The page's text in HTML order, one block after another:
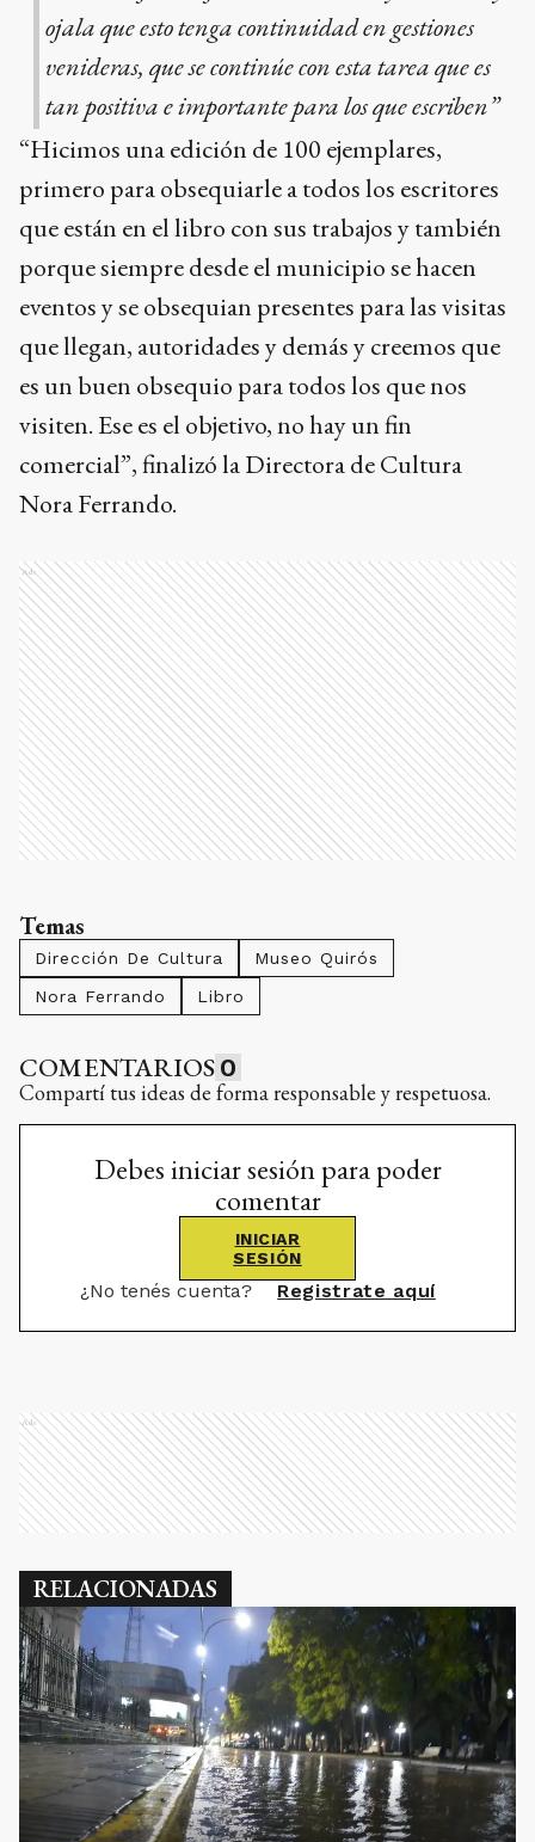
ojala que esto tenga continuidad en gestiones
venideras, que se continúe con esta tarea que es
tan positiva e importante para los que escriben”
“Hicimos una edición de 100 ejemplares,
primero para obsequiarle a todos los escritores
que están en el libro con sus trabajos y también
porque siempre desde el municipio se hacen
eventos y se obsequian presentes para las visitas
que llegan, autoridades y demás y creemos que
es un buen obsequio para todos los que nos
visiten. Ese es el objetivo, no hay un fin
comercial”, finalizó la Directora de Cultura
Nora Ferrando.
Ads
Temas
Dirección De Cultura
Museo Quirós
Nora Ferrando
Libro
COMENTARIOS 0
Compartí tus ideas de forma responsable y respetuosa.
Debes iniciar sesión para poder
comentar
INICIAR
SESIÓN
¿No tenés cuenta? Registrate aquí
Ads
RELACIONADAS